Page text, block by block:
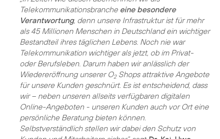
Telekommunikationsbranche eine besondere
Verantwortung, denn unsere Infrastruktur ist für mehr
als 45 Millionen Menschen in Deutschland ein wichtiger
Bestandteil ihres täglichen Lebens. Noch nie war
Telekommunikation wichtiger als jetzt, ob im Privat-
oder Berufsleben. Darum haben wir anlässlich der
Wiedereröffnung unserer O2Shops attraktive Angebote
für unsere Kunden geschnürt. Es ist entscheidend, dass
wir – neben unseren allseits verfügbaren digitalen
Online-Angeboten - unseren Kunden auch vor Ort eine
persönliche Beratung bieten können.
Selbstverständlich stellen wir dabei den Schutz von